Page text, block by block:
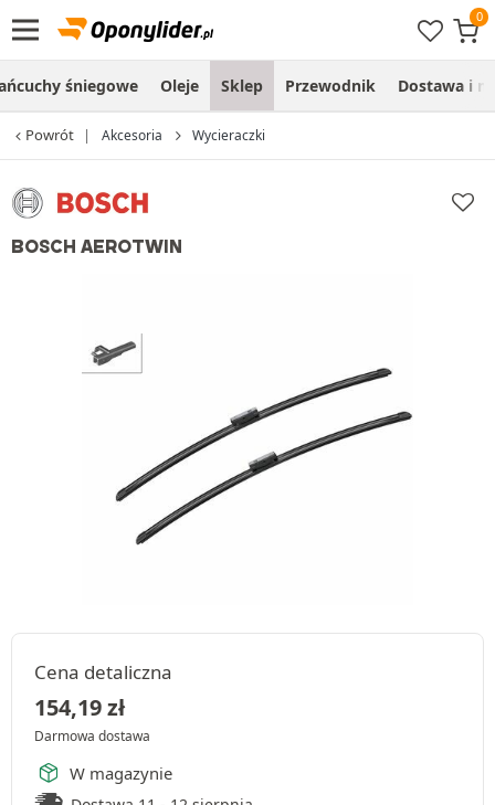
śniegowe Oleje Sklep Przewodnik Dostawa i
Powrót Akcesoria Wycieraczki
BOSCH AEROTWIN
Cena detaliczna
154,19zł
Darmowa dostawa
W magazynie